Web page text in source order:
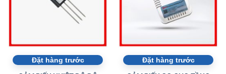
Đặt hàng trước Đặt hàng trước